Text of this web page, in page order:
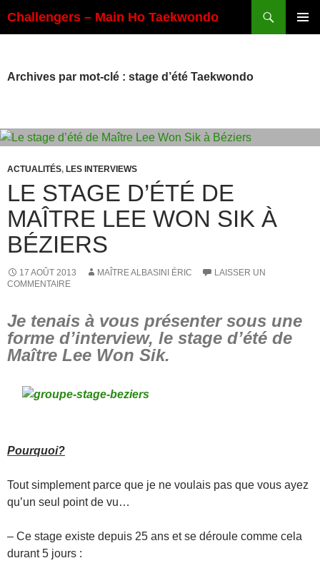
au
Challengers – Main Ho Taekwondo
Archives par mot-clé : stage d’été Taekwondo
ACTUALITÉS, LES INTERVIEWS
LE STAGE D’ÉTÉ DE
MAÎTRE LEE WON SIK À
BÉZIERS
17 AOÛT 2013 MAÎTRE ALBASINI ÉRIC
LAISSER UN
COMMENTAIRE
Je tenais à vous présenter sous une
forme d’interview, le stage d’été de
Maître Lee Won Sik.
Pourquoi?
Tout simplement parce que je ne voulais pas que vous ayez
qu’un seul point de vu…
– Ce stage existe depuis 25 ans et se déroule comme cela
durant 5 jours :